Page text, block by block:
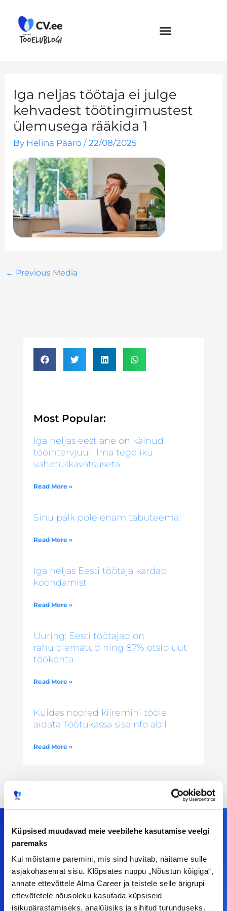
Küpsised muudavad meie veebilehe kasutamise veelgi
paremaks
Kui mõistame paremini, mis sind huvitab, näitame sulle
asjakohasemat sisu. Klõpsates nuppu „Nõustun kõigiga“,
annate ettevõttele Alma Career ja teistele selle ärigrupi
ettevõtetele nõusoleku kasutada küpsiseid
isikupärastamiseks, analüüsiks ja sihitud turunduseks.
content
Iga neljas töötaja ei julge
kehvadest töötingimustest
ülemusega rääkida 1
By Helina Pääro/22/08/2025
← Previous Media
Most Popular:
Iga neljas eestlane on käinud
tööintervjuul ilma tegeliku
vahetuskavatsuseta
Read More »
Sinu palk pole enam tabuteema!
Read More »
Iga neljas Eesti töötaja kardab
koondamist
Read More »
Uuring: Eesti töötajad on
rahulolematud ning 87% otsib uut
töökohta
Read More »
Kuidas noored kiiremini tööle
aidata Töötukassa siseinfo abil
Read More »
Meiega leiad!
Tööelublogi.ee lehelt leiad kõik vajaliku, et olla
kursis tööturu uudistega. Kui sul on
ettepanekuid erinevate teemade osas või soovid